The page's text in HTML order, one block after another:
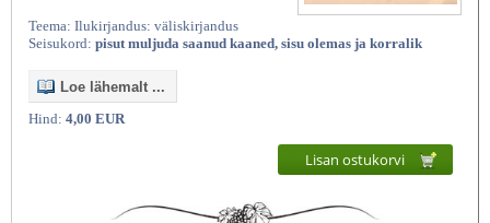
Teema: Ilukirjandus: väliskirjandus
Seisukord: pisut muljuda saanud kaaned, sisu olemas ja korralik
Loe lähemalt ...
Hind: 4,00 EUR
Lisan ostukorvi